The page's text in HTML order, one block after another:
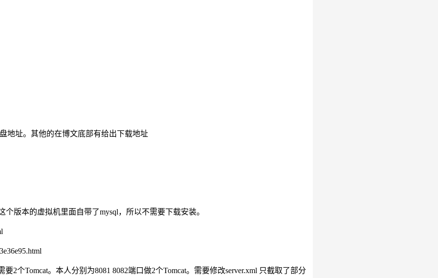
盘地址。其他的在博文底部有给出下载地址
个版本的虚拟机里面自带了mysql，所以不需要下载安装。
2个Tomcat。本人分别为8081 8082端口做2个Tomcat。需要修改server.xml 只截取了部分